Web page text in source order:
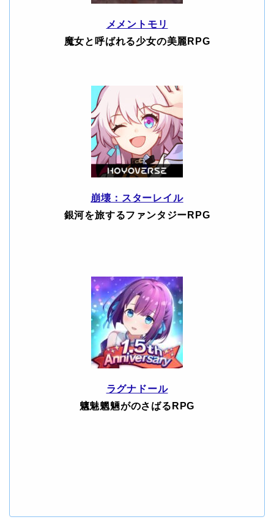
メメントモリ
魔女と呼ばれる少女の美麗RPG
崩壊：スターレイル
銀河を旅するファンタジーRPG
ラグナドール
魑魅魍魎がのさばるRPG